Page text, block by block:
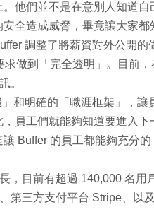
他們並不是在意別人知道自
全造成威脅，畢竟讓大家都
調整了將薪資對外公開的
做到「完全透明」。目前，
。
和明確的「職涯框架」，讓
員工們就能夠知道要進入下
Buffer 的員工都能夠充分
，目前有超過 140,000 名用
第三方支付平台 Stripe、以